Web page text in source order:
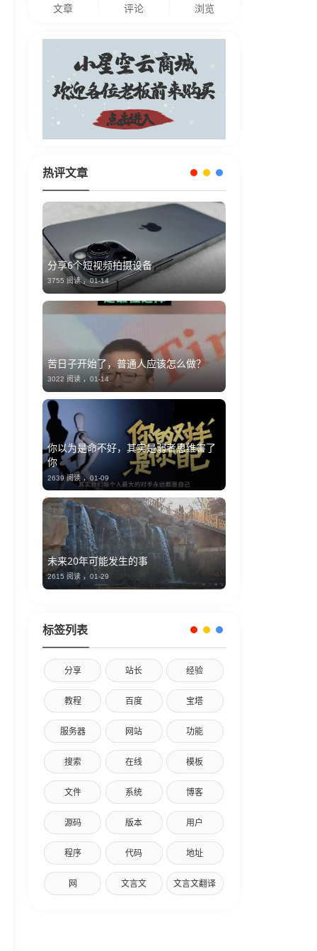
文章 评论 浏览
热评文章
分享6个短视频拍摄设备
3755 阅读 ，01-14
苦日子开始了，普通人应该怎么做？
3022 阅读 ，01-14
你以为是命不好，其实是弱者思维害了
你
2639 阅读 ，01-09
未来20年可能发生的事
2615 阅读 ，01-29
标签列表
分享 站长 经验
教程 百度 宝塔
服务器 网站 功能
搜索 在线 模板
文件 系统 博客
源码 版本 用户
程序 代码 地址
网 文言文 文言文翻译